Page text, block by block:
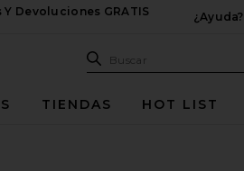
Y Devoluciones GRATIS
¿Ayuda?
Buscar
TIENDAS HOT LIST